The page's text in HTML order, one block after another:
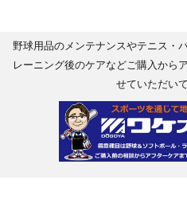
野球用品のメンテナンスやテニス・
レーニング後のケアなどご購入から
せていただい